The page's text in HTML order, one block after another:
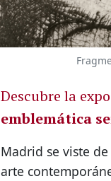
Descubre la
emblemática
Madrid se viste
arte